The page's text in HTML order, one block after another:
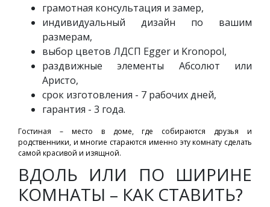
грамотная консультация и замер,
индивидуальный дизайн по вашим
размерам,
выбор цветов ЛДСП Egger и Kronopol,
раздвижные элементы Абсолют или
Аристо,
срок изготовления - 7 рабочих дней,
гарантия - 3 года.
Гостиная – место в доме, где собираются друзья и
родственники, и многие стараются именно эту комнату сделать
самой красивой и изящной.
ВДОЛЬ ИЛИ ПО ШИРИНЕ
КОМНАТЫ – КАК СТАВИТЬ?